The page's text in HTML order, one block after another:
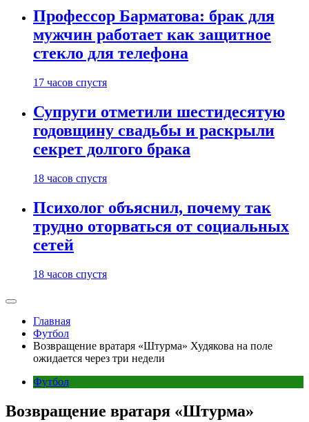
Профессор Барматова: брак для
мужчин работает как защитное
стекло для телефона
17 часов спустя
Супруги отметили шестидесятую
годовщину свадьбы и раскрыли
секрет долгого брака
18 часов спустя
Психолог объяснил, почему так
трудно оторваться от социальных
сетей
18 часов спустя
Главная
Футбол
Возвращение вратаря «Штурма» Худякова на поле
ожидается через три недели
Футбол
Возвращение вратаря «Штурма»